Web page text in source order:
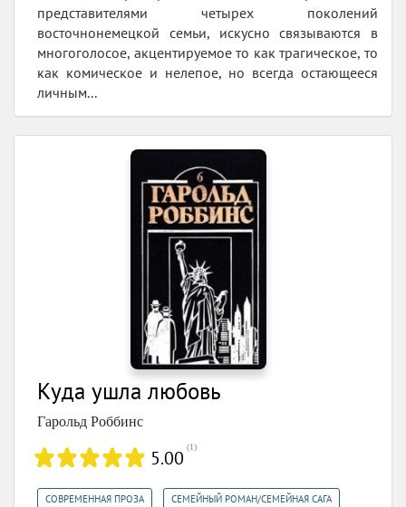
представителями четырех поколений
восточнонемецкой семьи, искусно связываются в
многоголосое, акцентируемое то как трагическое, то
как комическое и нелепое, но всегда остающееся
личным...
Куда ушла любовь
Гарольд Роббинс
5.00 (1)
СОВРЕМЕННАЯ ПРОЗА СЕМЕЙНЫЙ РОМАН/СЕМЕЙНАЯ САГА